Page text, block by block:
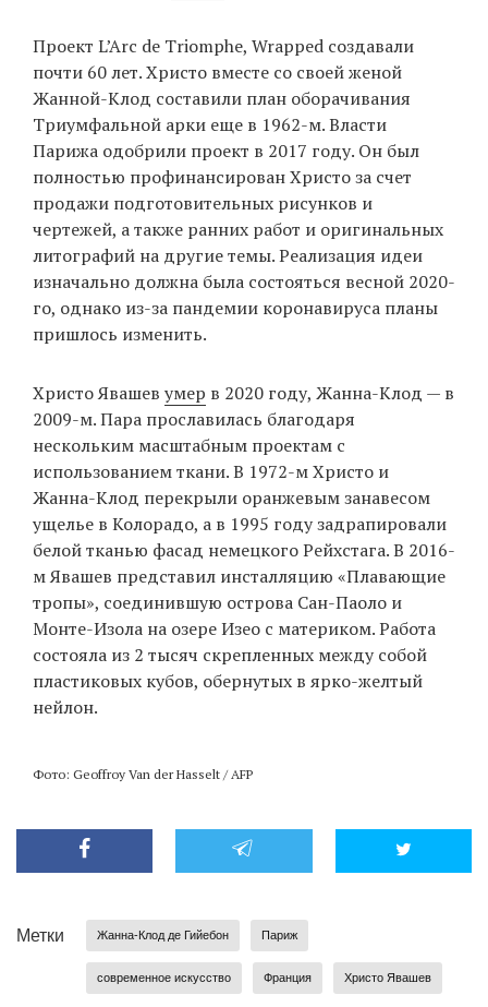
Проект L’Arc de Triomphe, Wrapped создавали
почти 60 лет. Христо вместе со своей женой
Жанной-Клод составили план оборачивания
Триумфальной арки еще в 1962-м. Власти
Парижа одобрили проект в 2017 году. Он был
полностью профинансирован Христо за счет
продажи подготовительных рисунков и
чертежей, а также ранних работ и оригинальных
литографий на другие темы. Реализация идеи
изначально должна была состояться весной 2020-
го, однако из-за пандемии коронавируса планы
пришлось изменить.
Христо Явашев умер в 2020 году, Жанна-Клод — в
2009-м. Пара прославилась благодаря
нескольким масштабным проектам с
использованием ткани. В 1972-м Христо и
Жанна-Клод перекрыли оранжевым занавесом
ущелье в Колорадо, а в 1995 году задрапировали
белой тканью фасад немецкого Рейхстага. В 2016-
м Явашев представил инсталляцию «Плавающие
тропы», соединившую острова Сан-Паоло и
Монте-Изола на озере Изео с материком. Работа
состояла из 2 тысяч скрепленных между собой
пластиковых кубов, обернутых в ярко-желтый
нейлон.
Фото: Geoffroy Van der Hasselt / AFP
Метки Жанна-Клод де Гийебон Париж
современное искусство Франция Христо Явашев